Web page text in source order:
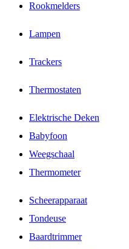
Rookmelders
Lampen
Trackers
Thermostaten
Elektrische Deken
Babyfoon
Weegschaal
Thermometer
Scheerapparaat
Tondeuse
Baardtrimmer